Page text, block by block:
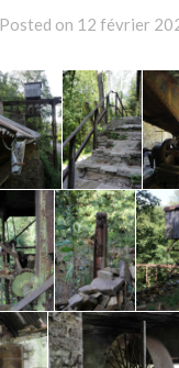
Posted on 12 février